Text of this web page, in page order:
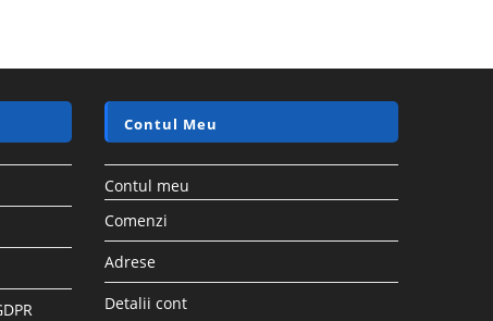
Contul Meu
Contul meu
Comenzi
Adrese
Detalii cont